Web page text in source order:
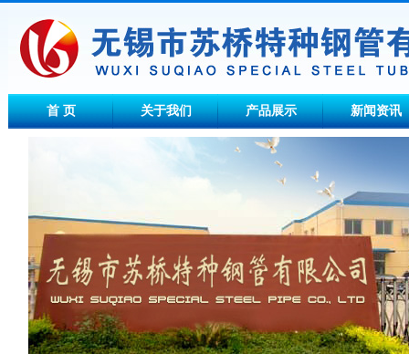
首 页 关于我们 产品展示 新闻资讯